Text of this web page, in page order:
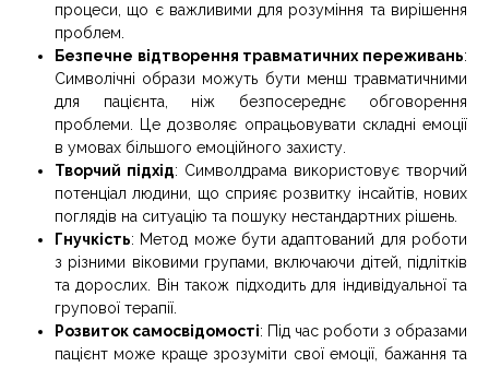
процеси, що є важливими для розуміння та вирішення
проблем.
Безпечне відтворення травматичних переживань:
Символічні образи можуть бути менш травматичними
для пацієнта, ніж безпосереднє обговорення
проблеми. Це дозволяє опрацьовувати складні емоції
в умовах більшого емоційного захисту.
Творчий підхід: Символдрама використовує творчий
потенціал людини, що сприяє розвитку інсайтів, нових
поглядів на ситуацію та пошуку нестандартних рішень.
Гнучкість: Метод може бути адаптований для роботи
з різними віковими групами, включаючи дітей, підлітків
та дорослих. Він також підходить для індивідуальної та
групової терапії.
Розвиток самосвідомості: Під час роботи з образами
пацієнт може краще зрозуміти свої емоції, бажання та